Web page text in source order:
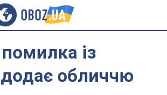
із
обличчю